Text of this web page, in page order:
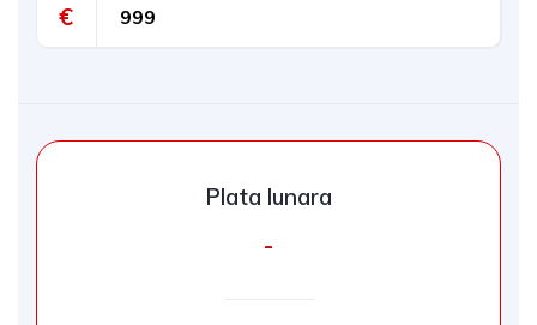
€
Plata lunara
-